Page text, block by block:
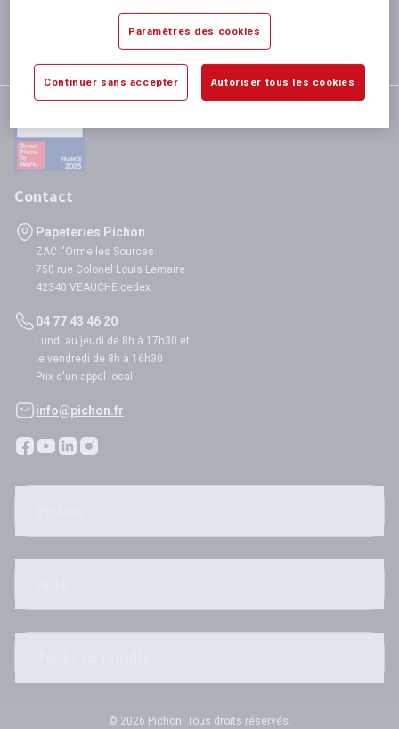
si validation avant 12h
satisfaction totale
Contact
Papeteries Pichon
ZAC l'Orme les Sources
750 rue Colonel Louis Lemaire
42340 VEAUCHE cedex
04 77 43 46 20
Lundi au jeudi de 8h à 17h30 et
le vendredi de 8h à 16h30
Prix d'un appel local
info@pichon.fr
© 2026 Pichon. Tous droits réservés.
Paramètres des cookies
Continuer sans accepter Autoriser tous les cookies